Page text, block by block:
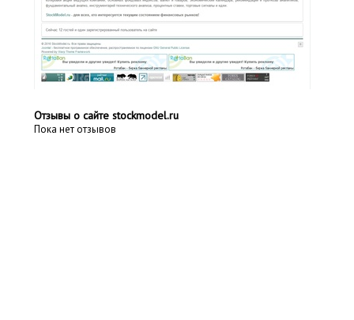
Отзывы о сайте stockmodel.ru
Пока нет отзывов